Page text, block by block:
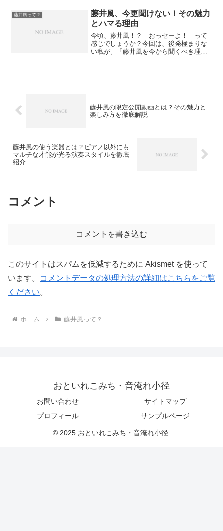
フォーマンスも、音楽に込...
藤井風って？
藤井風、今更聞けない！その魅力
とハマる理由
今頃、藤井風！？ おっセーよ！ って
感じでしょうか？今回は、後発極まりな
い私が、「藤井風を今から聞くべき理
藤井風の限定公開動画とは？その魅力と
楽しみ方を徹底解説
藤井風の使う楽器とは？ピアノ以外にも
マルチな才能が光る演奏スタイルを徹底
紹介
コメント
コメントを書き込む
このサイトはスパムを低減するために Akismet を使って
います。
コメントデータの処理方法の詳細はこちらをご覧
ください。
ホーム 藤井風って？
おといれこみち・音淹れ小径
お問い合わせ
サイトマップ
プロフィール
サンプルページ
© 2025 おといれこみち・音淹れ小径.